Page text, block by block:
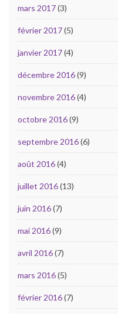
mars 2017(3)
février 2017(5)
janvier 2017(4)
décembre 2016(9)
novembre 2016(4)
octobre 2016(9)
septembre 2016(6)
août 2016(4)
juillet 2016(13)
juin 2016(7)
mai 2016(9)
avril 2016(7)
mars 2016(5)
février 2016(7)